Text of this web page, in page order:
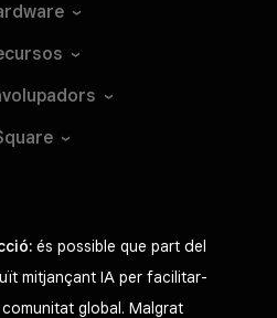
és possible que part del
mitjançant IA per facilitar-
comunitat global. Malgrat